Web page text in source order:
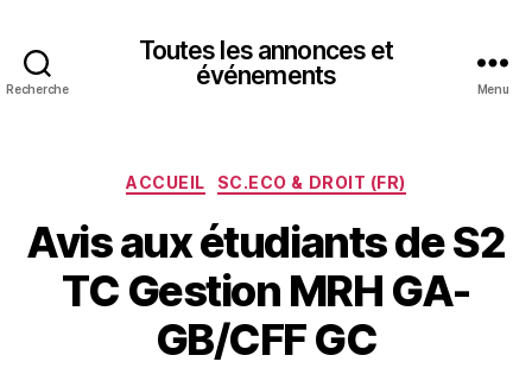
Recherche
Toutes les annonces et
événements
Menu
Catégories
ACCUEIL SC.ECO & DROIT (FR)
Avis aux étudiants de S2
TC Gestion MRH GA-
GB/CFF GC